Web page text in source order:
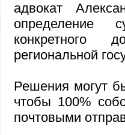
адвокат
определение
конкретного
региональной
Решения могут
чтобы 100%
почтовыми